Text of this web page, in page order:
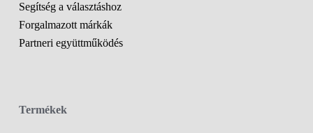
Segítség a választáshoz
Forgalmazott márkák
Partneri együttműködés
Termékek